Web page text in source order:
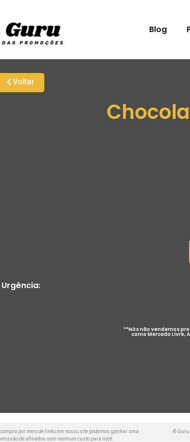
Blog
Voltar
**Nós não vendemos
como Mercado Livre,
compra por meio de links em nosso site podemos ganhar uma
de afiliados sem nenhum custo para você.
© Guru